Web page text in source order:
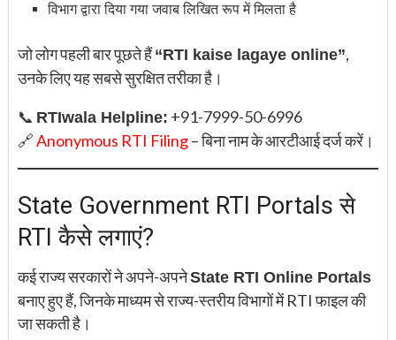
विभाग द्वारा दिया गया जवाब लिखित रूप में मिलता है
जो लोग पहली बार पूछते हैं“RTI kaise lagaye online”,
उनके लिए यह सबसे सुरक्षित तरीका है।
📞 RTIwala Helpline: +91-7999-50-6996
🔗Anonymous RTI Filing– बिना नाम के आरटीआई दर्ज करें।
State Government RTI Portals से
RTI कैसे लगाएं?
कई राज्य सरकारों ने अपने-अपनेState RTI Online Portals
बनाए हुए हैं, जिनके माध्यम से राज्य-स्तरीय विभागों में RTI फाइल की
जा सकती है।